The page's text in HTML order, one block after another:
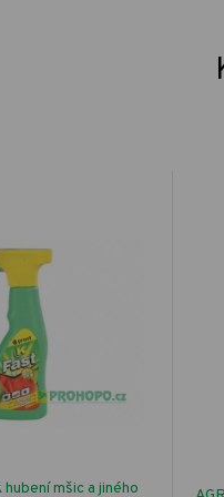
mšic a jiného